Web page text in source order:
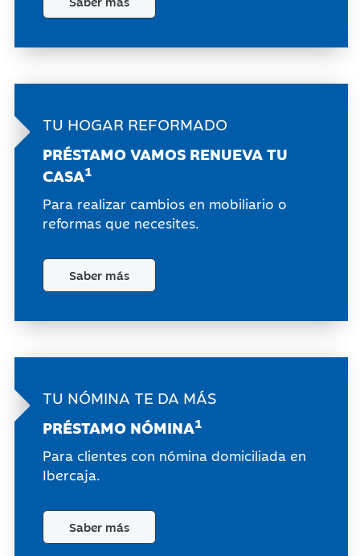
TU HOGAR REFORMADO
PRÉSTAMO VAMOS RENUEVA TU
CASA1
Para realizar cambios en mobiliario o
reformas que necesites.
Saber más
TU NÓMINA TE DA MÁS
PRÉSTAMO NÓMINA1
Para clientes con nómina domiciliada en
Ibercaja.
Saber más